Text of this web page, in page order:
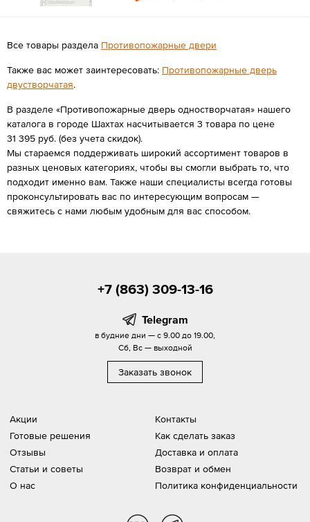
Все товары раздела Противопожарные двери
Также вас может заинтересовать: Противопожарные дверь
двустворчатая.
В разделе «Противопожарные дверь одностворчатая» нашего
каталога в городе Шахтах насчитывается 3 товара по цене
31 395 руб. (без учета скидок).
Мы стараемся поддерживать широкий ассортимент товаров в
разных ценовых категориях, чтобы вы смогли выбрать то, что
подходит именно вам. Также наши специалисты всегда готовы
проконсультировать вас по интересующим вопросам —
свяжитесь с нами любым удобным для вас способом.
Акции
Готовые решения
Отзывы
Статьи и советы
О нас
Контакты
Как сделать заказ
Доставка и оплата
Возврат и обмен
Политика конфиденциальности
+7 (863) 309-13-16
Telegram
в будние дни — с 9.00 до 19.00,
Сб, Вс — выходной
Заказать звонок